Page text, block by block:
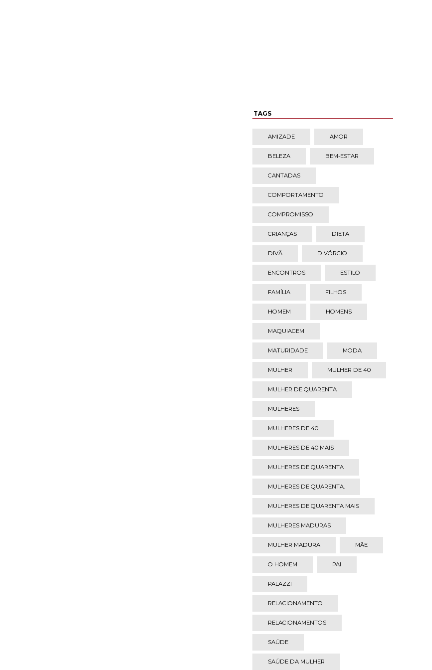
TAGS
AMIZADE AMOR
BELEZA BEM-ESTAR
CANTADAS
COMPORTAMENTO
COMPROMISSO
CRIANÇAS DIETA
DIVÃ DIVÓRCIO
ENCONTROS ESTILO
FAMÍLIA FILHOS
HOMEM HOMENS
MAQUIAGEM
MATURIDADE MODA
MULHER MULHER DE 40
MULHER DE QUARENTA
MULHERES
MULHERES DE 40
MULHERES DE 40 MAIS
MULHERES DE QUARENTA
MULHERES DE QUARENTA.
MULHERES DE QUARENTA MAIS
MULHERES MADURAS
MULHER MADURA MÃE
O HOMEM PAI
PALAZZI
RELACIONAMENTO
RELACIONAMENTOS
SAÚDE
SAÚDE DA MULHER